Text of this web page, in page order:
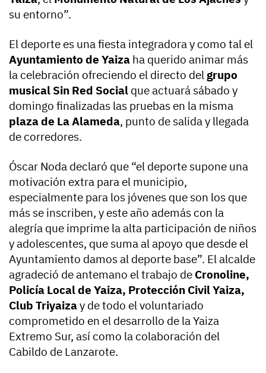
su entorno”.
El deporte es una fiesta integradora y como tal el
Ayuntamiento de Yaiza ha querido animar más
la celebración ofreciendo el directo del grupo
musical Sin Red Social que actuará sábado y
domingo finalizadas las pruebas en la misma
plaza de La Alameda, punto de salida y llegada
de corredores.
Óscar Noda declaró que “el deporte supone una
motivación extra para el municipio,
especialmente para los jóvenes que son los que
más se inscriben, y este año además con la
alegría que imprime la alta participación de niños
y adolescentes, que suma al apoyo que desde el
Ayuntamiento damos al deporte base”. El alcalde
agradeció de antemano el trabajo de Cronoline,
Policía Local de Yaiza, Protección Civil Yaiza,
Club Triyaizay de todo el voluntariado
comprometido en el desarrollo de la Yaiza
Extremo Sur, así como la colaboración del
Cabildo de Lanzarote.